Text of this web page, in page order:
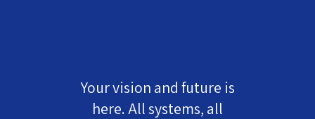
Your vision and future is
here. All systems, all